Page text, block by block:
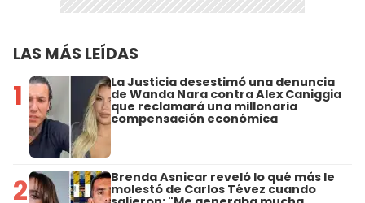
LAS MÁS LEÍDAS
1 La Justicia desestimó una denuncia
de Wanda Nara contra Alex Caniggia
que reclamará una millonaria
compensación económica
2 Brenda Asnicar reveló lo qué más le
molestó de Carlos Tévez cuando